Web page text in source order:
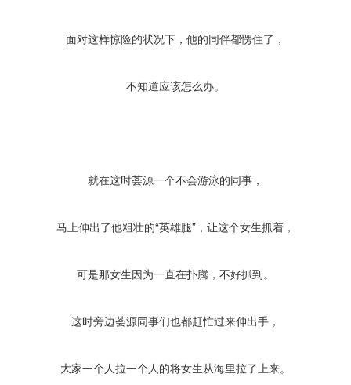
面对这样惊险的状况下，他的同伴都愣住了，
不知道应该怎么办。
就在这时荟源一个不会游泳的同事，
马上伸出了他粗壮的“英雄腿”，让这个女生抓着，
可是那女生因为一直在扑腾，不好抓到。
这时旁边荟源同事们也都赶忙过来伸出手，
大家一个人拉一个人的将女生从海里拉了上来。